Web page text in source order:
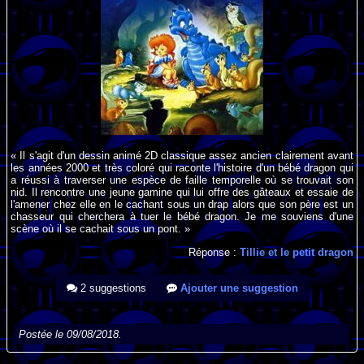
« Il s'agit d'un dessin animé 2D classique assez ancien clairement avant
les années 2000 et très coloré qui raconte l'histoire d'un bébé dragon qui
a réussi à traverser une espèce de faille temporelle où se trouvait son
nid. Il rencontre une jeune gamine qui lui offre des gâteaux et essaie de
l'amener chez elle en le cachant sous un drap alors que son père est un
chasseur qui cherchera à tuer le bébé dragon. Je me souviens d'une
scène où il se cachait sous un pont. »
Réponse : Tillie et le petit dragon
2 suggestions Ajouter une suggestion
Postée le 09/08/2018.